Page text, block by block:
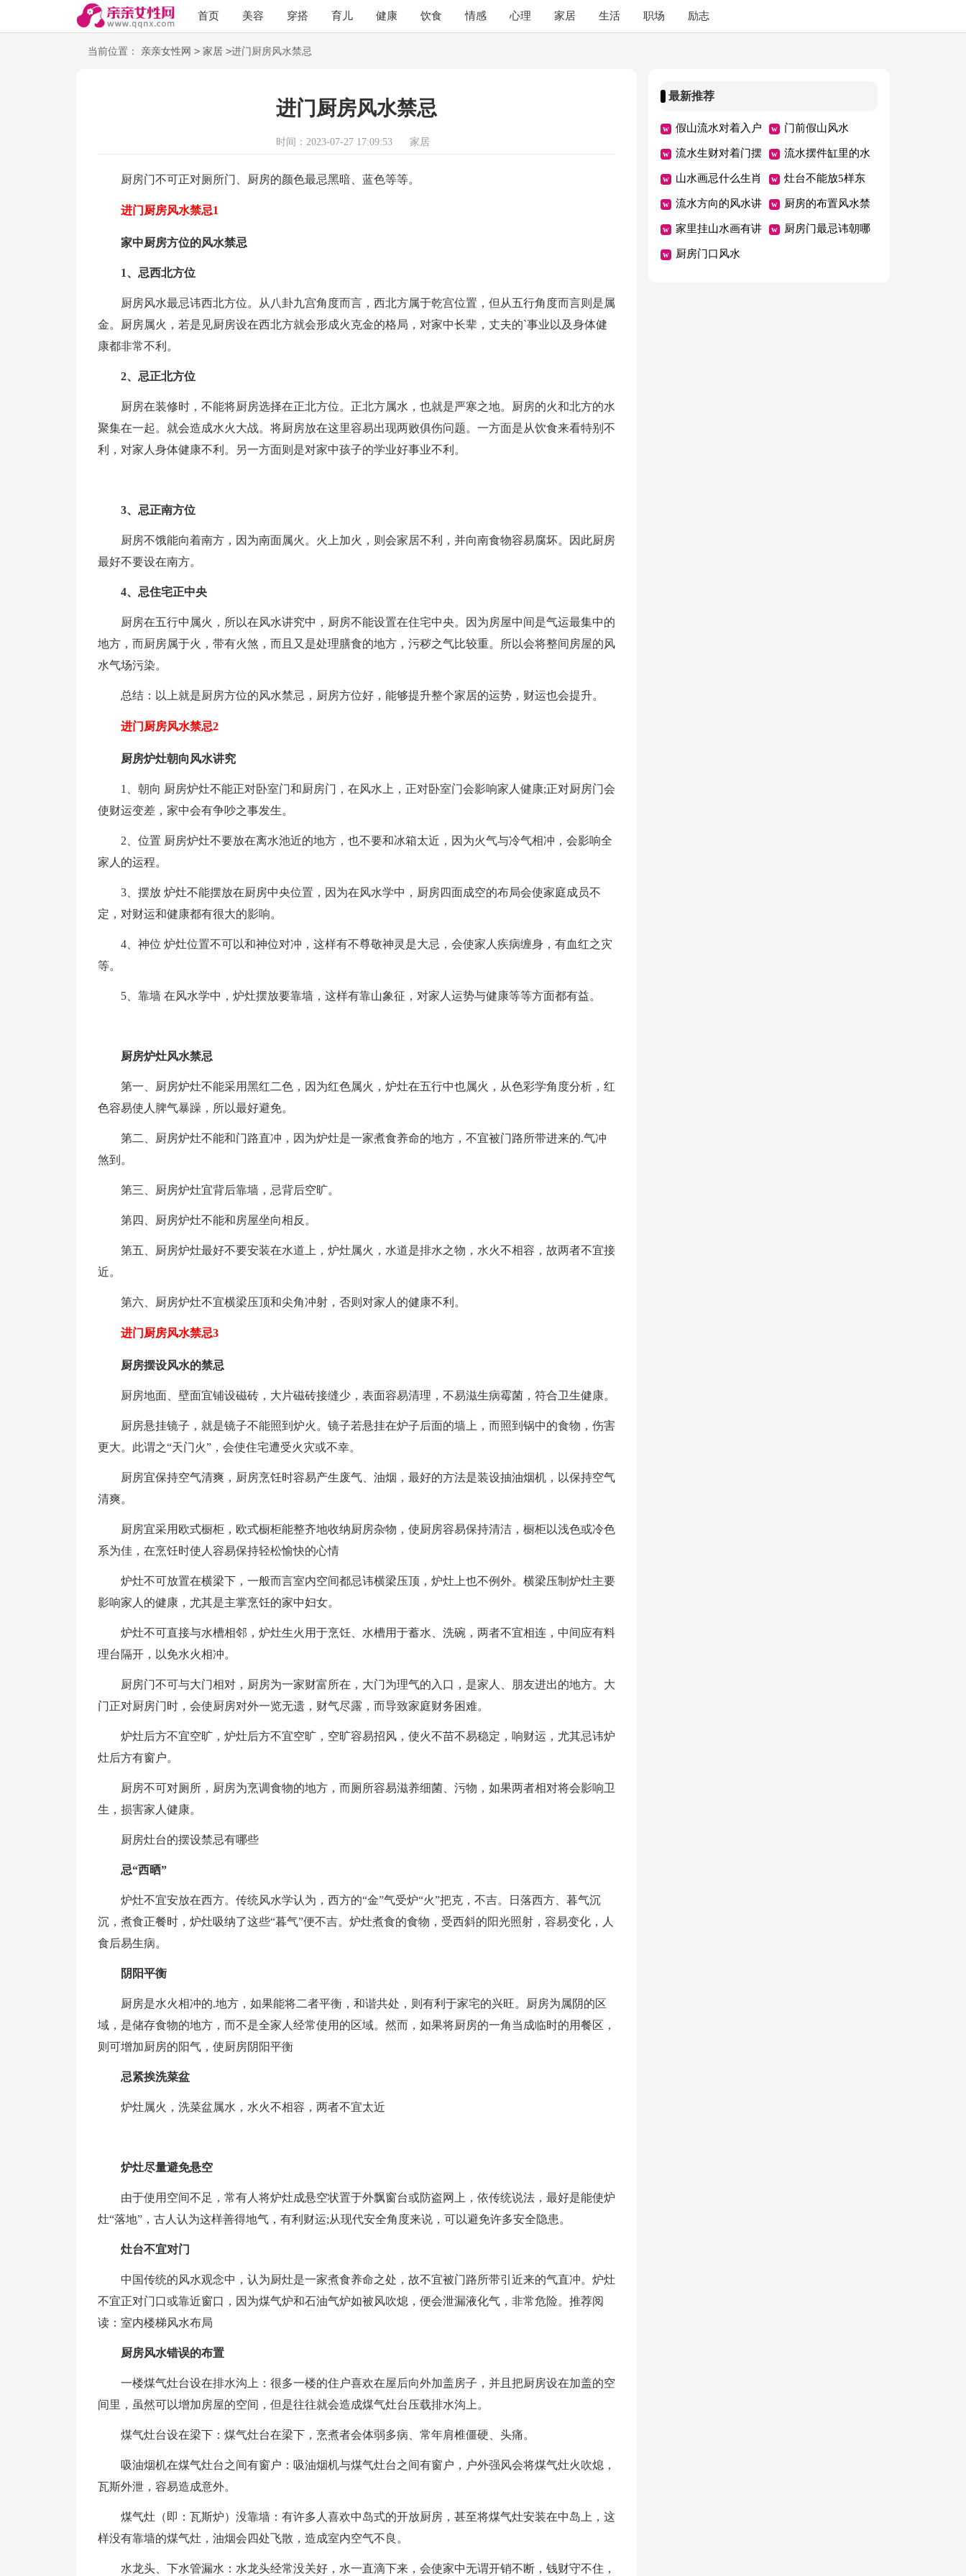
首页 美容 穿搭 育儿 健康 饮食 情感 心理 家居 生活 职场 励志
语录 阅读
当前位置： 亲亲女性网 > 家居 >进门厨房风水禁忌
进门厨房风水禁忌
时间：2023-07-27 17:09:53 家居
厨房门不可正对厕所门、厨房的颜色最忌黑暗、蓝色等等。
进门厨房风水禁忌1
家中厨房方位的风水禁忌
1、忌西北方位
厨房风水最忌讳西北方位。从八卦九宫角度而言，西北方属于乾宫位置，但从五行角度而言则是属
金。厨房属火，若是见厨房设在西北方就会形成火克金的格局，对家中长辈，丈夫的`事业以及身体健
康都非常不利。
2、忌正北方位
厨房在装修时，不能将厨房选择在正北方位。正北方属水，也就是严寒之地。厨房的火和北方的水
聚集在一起。就会造成水火大战。将厨房放在这里容易出现两败俱伤问题。一方面是从饮食来看特别不
利，对家人身体健康不利。另一方面则是对家中孩子的学业好事业不利。
3、忌正南方位
厨房不饿能向着南方，因为南面属火。火上加火，则会家居不利，并向南食物容易腐坏。因此厨房
最好不要设在南方。
4、忌住宅正中央
厨房在五行中属火，所以在风水讲究中，厨房不能设置在住宅中央。因为房屋中间是气运最集中的
地方，而厨房属于火，带有火煞，而且又是处理膳食的地方，污秽之气比较重。所以会将整间房屋的风
水气场污染。
总结：以上就是厨房方位的风水禁忌，厨房方位好，能够提升整个家居的运势，财运也会提升。
进门厨房风水禁忌2
厨房炉灶朝向风水讲究
1、朝向 厨房炉灶不能正对卧室门和厨房门，在风水上，正对卧室门会影响家人健康;正对厨房门会
使财运变差，家中会有争吵之事发生。
2、位置 厨房炉灶不要放在离水池近的地方，也不要和冰箱太近，因为火气与冷气相冲，会影响全
家人的运程。
3、摆放 炉灶不能摆放在厨房中央位置，因为在风水学中，厨房四面成空的布局会使家庭成员不
定，对财运和健康都有很大的影响。
4、神位 炉灶位置不可以和神位对冲，这样有不尊敬神灵是大忌，会使家人疾病缠身，有血红之灾
等。
5、靠墙 在风水学中，炉灶摆放要靠墙，这样有靠山象征，对家人运势与健康等等方面都有益。
厨房炉灶风水禁忌
第一、厨房炉灶不能采用黑红二色，因为红色属火，炉灶在五行中也属火，从色彩学角度分析，红
色容易使人脾气暴躁，所以最好避免。
第二、厨房炉灶不能和门路直冲，因为炉灶是一家煮食养命的地方，不宜被门路所带进来的.气冲
煞到。
第三、厨房炉灶宜背后靠墙，忌背后空旷。
第四、厨房炉灶不能和房屋坐向相反。
第五、厨房炉灶最好不要安装在水道上，炉灶属火，水道是排水之物，水火不相容，故两者不宜接
近。
第六、厨房炉灶不宜横梁压顶和尖角冲射，否则对家人的健康不利。
进门厨房风水禁忌3
厨房摆设风水的禁忌
厨房地面、壁面宜铺设磁砖，大片磁砖接缝少，表面容易清理，不易滋生病霉菌，符合卫生健康。
厨房悬挂镜子，就是镜子不能照到炉火。镜子若悬挂在炉子后面的墙上，而照到锅中的食物，伤害
更大。此谓之“天门火”，会使住宅遭受火灾或不幸。
厨房宜保持空气清爽，厨房烹饪时容易产生废气、油烟，最好的方法是装设抽油烟机，以保持空气
清爽。
厨房宜采用欧式橱柜，欧式橱柜能整齐地收纳厨房杂物，使厨房容易保持清洁，橱柜以浅色或冷色
系为佳，在烹饪时使人容易保持轻松愉快的心情
炉灶不可放置在横梁下，一般而言室内空间都忌讳横梁压顶，炉灶上也不例外。横梁压制炉灶主要
影响家人的健康，尤其是主掌烹饪的家中妇女。
炉灶不可直接与水槽相邻，炉灶生火用于烹饪、水槽用于蓄水、洗碗，两者不宜相连，中间应有料
理台隔开，以免水火相冲。
厨房门不可与大门相对，厨房为一家财富所在，大门为理气的入口，是家人、朋友进出的地方。大
门正对厨房门时，会使厨房对外一览无遗，财气尽露，而导致家庭财务困难。
炉灶后方不宜空旷，炉灶后方不宜空旷，空旷容易招风，使火不苗不易稳定，响财运，尤其忌讳炉
灶后方有窗户。
厨房不可对厕所，厨房为烹调食物的地方，而厕所容易滋养细菌、污物，如果两者相对将会影响卫
生，损害家人健康。
厨房灶台的摆设禁忌有哪些
忌“西晒”
炉灶不宜安放在西方。传统风水学认为，西方的“金”气受炉“火”把克，不吉。日落西方、暮气沉
沉，煮食正餐时，炉灶吸纳了这些“暮气”便不吉。炉灶煮食的食物，受西斜的阳光照射，容易变化，人
食后易生病。
阴阳平衡
厨房是水火相冲的.地方，如果能将二者平衡，和谐共处，则有利于家宅的兴旺。厨房为属阴的区
域，是储存食物的地方，而不是全家人经常使用的区域。然而，如果将厨房的一角当成临时的用餐区，
则可增加厨房的阳气，使厨房阴阳平衡
忌紧挨洗菜盆
炉灶属火，洗菜盆属水，水火不相容，两者不宜太近
炉灶尽量避免悬空
由于使用空间不足，常有人将炉灶成悬空状置于外飘窗台或防盗网上，依传统说法，最好是能使炉
灶“落地”，古人认为这样善得地气，有利财运;从现代安全角度来说，可以避免许多安全隐患。
灶台不宜对门
中国传统的风水观念中，认为厨灶是一家煮食养命之处，故不宜被门路所带引近来的气直冲。炉灶
不宜正对门口或靠近窗口，因为煤气炉和石油气炉如被风吹熄，便会泄漏液化气，非常危险。推荐阅
读：室内楼梯风水布局
厨房风水错误的布置
一楼煤气灶台设在排水沟上：很多一楼的住户喜欢在屋后向外加盖房子，并且把厨房设在加盖的空
间里，虽然可以增加房屋的空间，但是往往就会造成煤气灶台压载排水沟上。
煤气灶台设在梁下：煤气灶台在梁下，烹煮者会体弱多病、常年肩椎僵硬、头痛。
吸油烟机在煤气灶台之间有窗户：吸油烟机与煤气灶台之间有窗户，户外强风会将煤气灶火吹熄，
瓦斯外泄，容易造成意外。
煤气灶（即：瓦斯炉）没靠墙：有许多人喜欢中岛式的开放厨房，甚至将煤气灶安装在中岛上，这
样没有靠墙的煤气灶，油烟会四处飞散，造成室内空气不良。
水龙头、下水管漏水：水龙头经常没关好，水一直滴下来，会使家中无谓开销不断，钱财守不住，
最新推荐
假山流水对着入户
好不好
门前假山风水
流水生财对着门摆
放好吗
流水摆件缸里的水
为什么一天就没有
了
山水画忌什么生肖 灶台不能放5样东
西
流水方向的风水讲
究有哪些
厨房的布置风水禁
忌
家里挂山水画有讲
究吗
厨房门最忌讳朝哪
厨房门口风水